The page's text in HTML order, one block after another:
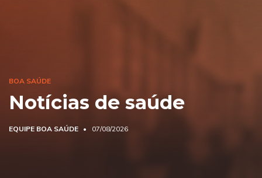
BOA SAÚDE
Notícias de saúde
EQUIPE BOA SAÚDE 07/08/2026